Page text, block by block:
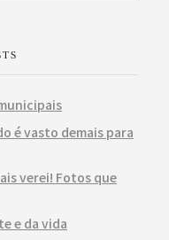
é vasto demais para
verei! Fotos que
e da vida